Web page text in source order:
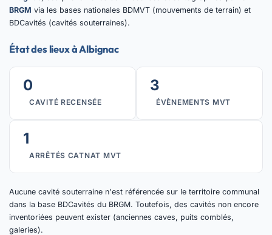
BRGM via les bases nationales BDMVT (mouvements de terrain) et
BDCavités (cavités souterraines).
État des lieux à Albignac
0
CAVITÉ RECENSÉE
3
ÉVÈNEMENTS MVT
1
ARRÊTÉS CATNAT MVT
Aucune cavité souterraine n'est référencée sur le territoire communal
dans la base BDCavités du BRGM. Toutefois, des cavités non encore
inventoriées peuvent exister (anciennes caves, puits comblés,
galeries).